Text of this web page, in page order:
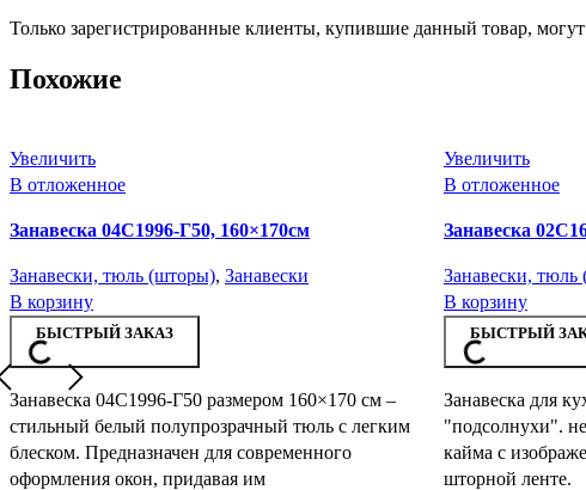
Только зарегистрированные клиенты, купившие данный товар,
Похожие
Увеличить
В отложенное
Занавеска 04С1996-Г50, 160×170см
Занавески, тюль (шторы), Занавески
В корзину
БЫСТРЫЙ ЗАКАЗ
Занавеска 04С1996-Г50 размером 160×170 см –
стильный белый полупрозрачный тюль с легким
блеском. Предназначен для современного
оформления окон, придавая им
Увеличить
В отложенное
Занавеска
Занавески,
В корзину
БЫСТРЫЙ
Занавеска для
"подсолнухи".
кайма с
шторной ленте.